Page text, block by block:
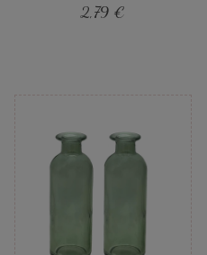
2,79 €